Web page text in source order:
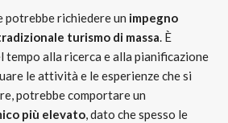
potrebbe richiedere un impegno
turismo di massa. È
tempo alla ricerca e alla pianificazione
le attività e le esperienze che si
potrebbe comportare un
più elevato, dato che spesso le